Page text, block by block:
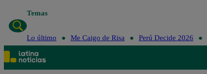
Temas
Lo último Me Caigo de Risa Perú Decide 2026